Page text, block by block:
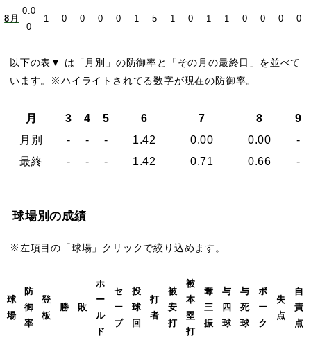
8月
0.0
0
1 0 0 0 0 1 5 1 0 1 1 0 0 0 0
以下の表▼ は「月別」の防御率と「その月の最終日」を並べて
います。※ハイライトされてる数字が現在の防御率。
月 3 4 5 6 7 8
9
月別
- - - 1.42 0.00 0.00
-
最終
- - - 1.42 0.71 0.66 -
球場別の成績
※左項目の「球場」クリックで絞り込めます。
球
場
防
御
率
登
板
勝 敗
ホ
ー
ル
ド
セ
ー
ブ
投
球
回
打
者
被
安
打
被
本
塁
打
奪
三
振
与
四
球
与
死
球
ボ
ー
ク
失
点
自
責
点